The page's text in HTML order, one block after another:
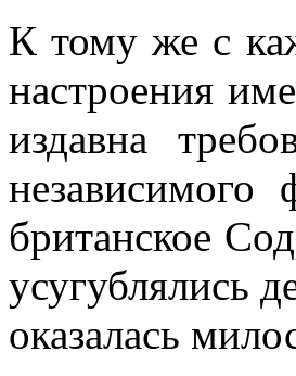
К тому же с
настроения
издавна
независимого
британское
усугублялись
оказалась